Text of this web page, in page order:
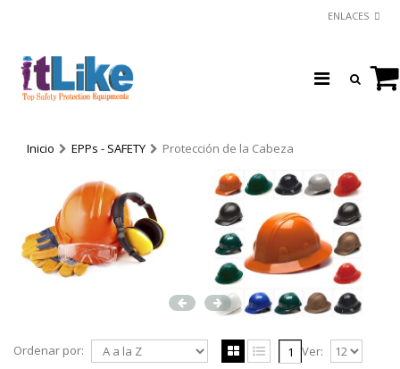
ENLACES
Inicio EPPs - SAFETY Protección de la Cabeza
Ordenar por: 1 Ver: